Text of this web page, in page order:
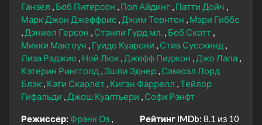
Ганзел
Боб Питерсон Пол Айдинг Патти Дойч
Марк Джон Джеффрис Джим Торнтон
Мэри Гиббс
Дэниел Герсон
Стэнли Гурд мл. Боб Скотт
Микки Макгоун
Гуидо Куарони
Стив Сусскинд
Лиза Раджио
Ной Люк Джефф Пиджон
Джо Лала
Кэтерин Рингголд
Эшли Эднер Сэмюэл Лорд
Блэк Кэти Скарлет Кигэн Фаррелл Тейлор
Гифальди
Джош Куалтьери Софи Рэнфт
Режиссер: Фрэнк Оз
Рейтинг IMDb: 8.1 из 10